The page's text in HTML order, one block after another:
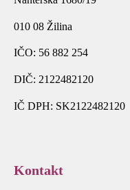
010 08 Žilina
IČO: 56 882 254
DIČ: 2122482120
IČ DPH: SK2122482120
Kontakt